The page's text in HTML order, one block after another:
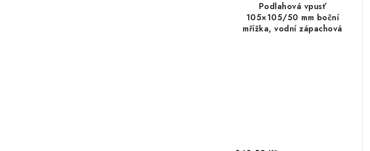
Podlahová vpusť
105×105/50 mm boční
mřížka, vodní zápachová